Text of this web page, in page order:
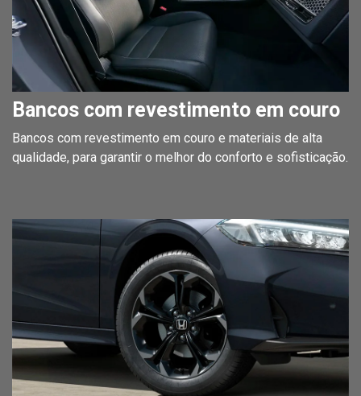
Bancos com revestimento em couro
Bancos com revestimento em couro e materiais de alta
qualidade, para garantir o melhor do conforto e sofisticação.